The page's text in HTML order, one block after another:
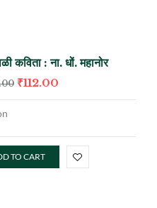
कविता : ना. धों. महानोर
₹112.00
TO CART